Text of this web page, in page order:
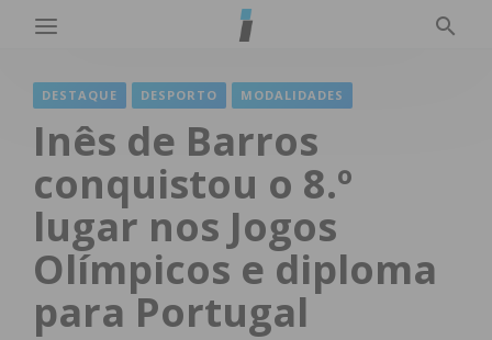
DESTAQUE DESPORTO MODALIDADES
Inês de Barros
conquistou o 8.º
lugar nos Jogos
Olímpicos e diploma
para Portugal